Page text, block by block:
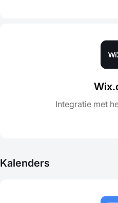
Integratie met
Kalenders